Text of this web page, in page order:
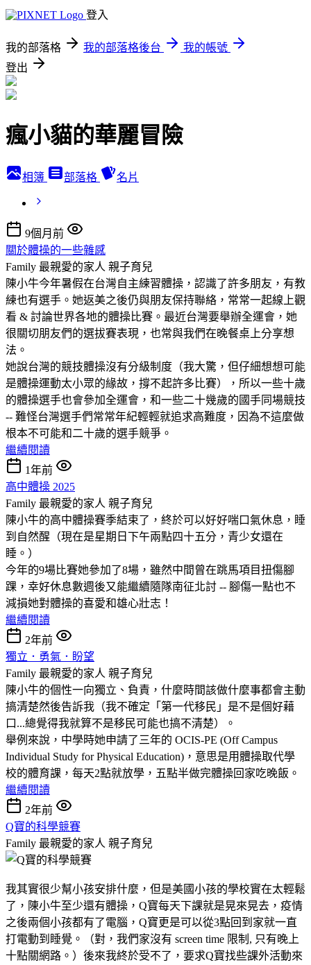
登入
我的部落格 我的部落格後台
我的帳號
登出
瘋小貓的華麗冒險
相簿 部落格 名片
9個月前
關於體操的一些雜感
Family 最親愛的家人 親子育兒
陳小牛今年暑假在台灣自主練習體操，認識了許多朋友，有教
練也有選手。她返美之後仍與朋友保持聯絡，常常一起線上觀
看 & 討論世界各地的體操比賽。最近台灣要舉辦全運會，她
很關切朋友們的選拔賽表現，也常與我們在晚餐桌上分享想
法。
她說台灣的競技體操沒有分級制度（我大驚，但仔細想想可能
是體操運動太小眾的緣故，撐不起許多比賽），所以一些十歲
的體操選手也會參加全運會，和一些二十幾歲的國手同場競技
-- 難怪台灣選手們常常年紀輕輕就追求高難度，因為不這麼做
根本不可能和二十歲的選手競爭。
繼續閱讀
1年前
高中體操 2025
Family 最親愛的家人 親子育兒
陳小牛的高中體操賽季結束了，終於可以好好喘口氣休息，睡
到自然醒（現在是星期日下午兩點四十五分，青少女還在
睡。）
今年的9場比賽她參加了8場，雖然中間曾在跳馬項目扭傷腳
踝，幸好休息數週後又能繼續隨隊南征北討 -- 腳傷一點也不
減損她對體操的喜愛和雄心壯志！
繼續閱讀
2年前
獨立．勇氣．盼望
Family 最親愛的家人 親子育兒
陳小牛的個性一向獨立、負責，什麼時間該做什麼事都會主動
搞清楚然後告訴我（我不確定「第一代移民」是不是個好藉
口...總覺得我就算不是移民可能也搞不清楚）。
舉例來說，中學時她申請了三年的 OCIS-PE (Off Campus
Individual Study for Physical Education)，意思是用體操取代學
校的體育課，每天2點就放學，五點半做完體操回家吃晚飯。
繼續閱讀
2年前
Q寶的科學競賽
Family 最親愛的家人 親子育兒
我其實很少幫小孩安排什麼，但是美國小孩的學校實在太輕鬆
了，陳小牛至少還有體操，Q寶每天下課就是晃來晃去，疫情
之後兩個小孩都有了電腦，Q寶更是可以從3點回到家就一直
打電動到睡覺。（對，我們家沒有 screen time 限制, 只有晚上
十點關網路。）後來我終於受不了，要求Q寶找些課外活動來